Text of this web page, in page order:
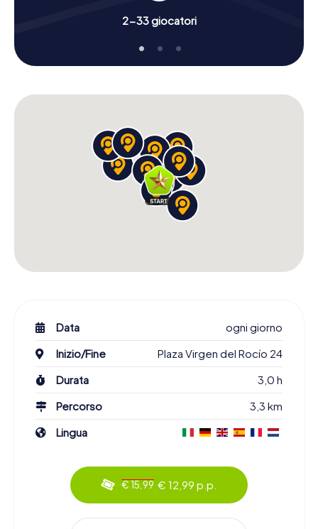
2-33 giocatori
Data
ogni giorno
Inizio/Fine
Plaza Virgen del Rocío 24
Durata
3,0 h
Percorso
3,3 km
Lingua
€ 15,99 € 12,99 p.p.